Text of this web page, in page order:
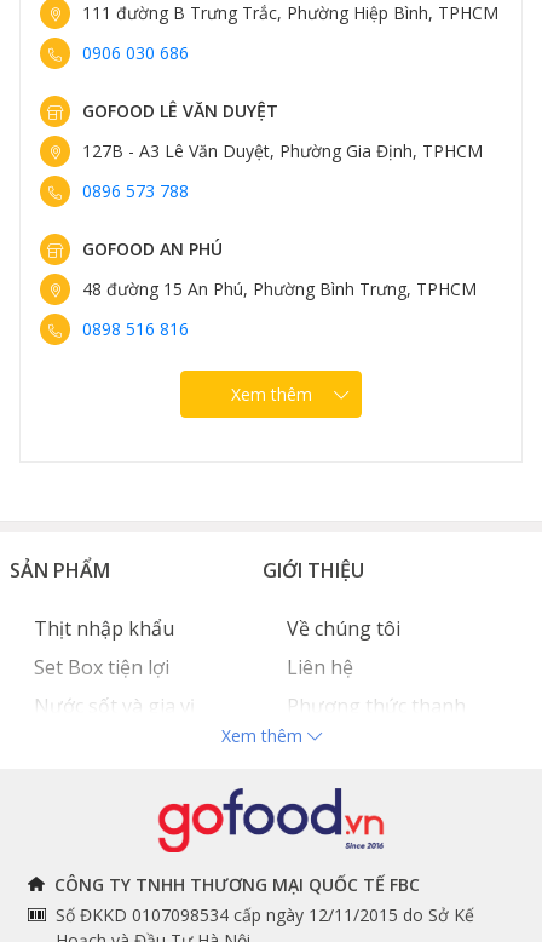
111 đường B Trưng Trắc, Phường Hiệp Bình, TPHCM
0906 030 686
GOFOOD LÊ VĂN DUYỆT
127B - A3 Lê Văn Duyệt, Phường Gia Định, TPHCM
0896 573 788
GOFOOD AN PHÚ
48 đường 15 An Phú, Phường Bình Trưng, TPHCM
0898 516 816
Xem thêm
SẢN PHẨM
Thịt nhập khẩu
Set Box tiện lợi
Nước sốt và gia vị
GIỚI THIỆU
Về chúng tôi
Liên hệ
Phương thức thanh
toán
Tuyển dụng
THÔNG TIN
Chính sách và quy định
THEO DÕI NGAY
Facebook
Xem thêm
CÔNG TY TNHH THƯƠNG MẠI QUỐC TẾ FBC
Số ĐKKD 0107098534 cấp ngày 12/11/2015 do Sở Kế